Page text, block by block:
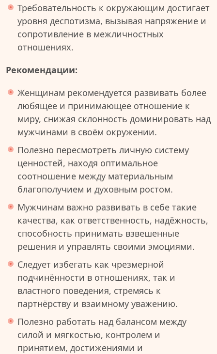
Требовательность к окружающим достигает
уровня деспотизма, вызывая напряжение и
сопротивление в межличностных
отношениях.
Рекомендации:
Женщинам рекомендуется развивать более
любящее и принимающее отношение к
миру, снижая склонность доминировать над
мужчинами в своём окружении.
Полезно пересмотреть личную систему
ценностей, находя оптимальное
соотношение между материальным
благополучием и духовным ростом.
Мужчинам важно развивать в себе такие
качества, как ответственность, надёжность,
способность принимать взвешенные
решения и управлять своими эмоциями.
Следует избегать как чрезмерной
подчинённости в отношениях, так и
властного поведения, стремясь к
партнёрству и взаимному уважению.
Полезно работать над балансом между
силой и мягкостью, контролем и
принятием, достижениями и